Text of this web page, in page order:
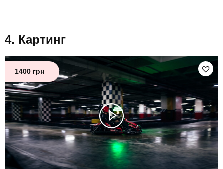
Картинг
1400 грн